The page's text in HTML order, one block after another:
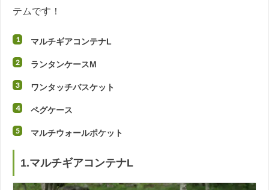
テムです！
マルチギアコンテナL
ランタンケースM
ワンタッチバスケット
ペグケース
マルチウォールポケット
1.マルチギアコンテナL